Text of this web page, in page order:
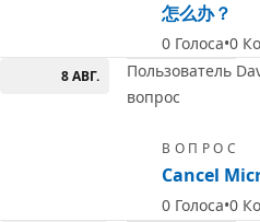
怎么办？
0 Голоса 0
8 АВГ.
Пользователь
вопрос
ВОПРОС
Cancel
0 Голоса 0